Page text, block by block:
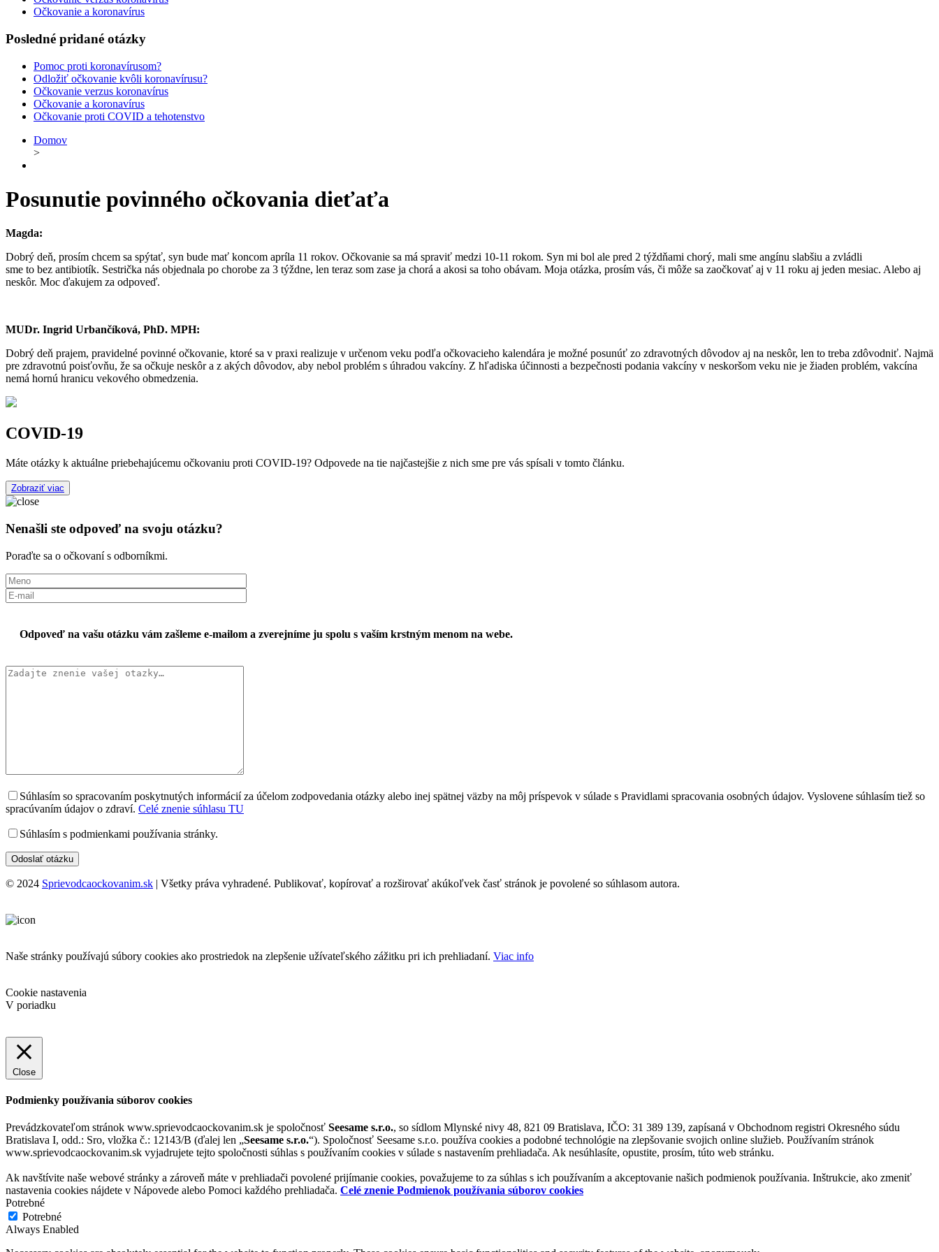
Očkovanie a koronavírus
Posledné pridané otázky
Pomoc proti koronavírusom?
Odložiť očkovanie kvôli koronavírusu?
Očkovanie verzus koronavírus
Očkovanie a koronavírus
Očkovanie proti COVID a tehotenstvo
Domov
>
Posunutie povinného očkovania dieťaťa
Magda:
Dobrý deň, prosím chcem sa spýtať, syn bude mať koncom apríla 11 rokov. Očkovanie sa má spraviť medzi 10-11 rokom. Syn mi bol ale pred 2 týždňami chorý, mali sme angínu slabšiu a zvládli
sme to bez antibiotík. Sestrička nás objednala po chorobe za 3 týždne, len teraz som zase ja chorá a akosi sa toho obávam. Moja otázka, prosím vás, či môže sa zaočkovať aj v 11 roku aj jeden mesiac. Alebo aj
neskôr. Moc ďakujem za odpoveď.
MUDr. Ingrid Urbančíková, PhD. MPH:
Dobrý deň prajem, pravidelné povinné očkovanie, ktoré sa v praxi realizuje v určenom veku podľa očkovacieho kalendára je možné posunúť zo zdravotných dôvodov aj na neskôr, len to treba zdôvodniť. Najmä
pre zdravotnú poisťovňu, že sa očkuje neskôr a z akých dôvodov, aby nebol problém s úhradou vakcíny. Z hľadiska účinnosti a bezpečnosti podania vakcíny v neskoršom veku nie je žiaden problém, vakcína
nemá hornú hranicu vekového obmedzenia.
COVID-19
Máte otázky k aktuálne priebehajúcemu očkovaniu proti COVID-19? Odpovede na tie najčastejšie z nich sme pre vás spísali v tomto článku.
Zobraziť viac
Nenašli ste odpoveď na svoju otázku?
Poraďte sa o očkovaní s odborníkmi.
Odpoveď na vašu otázku vám zašleme e-mailom a zverejníme ju spolu s vaším krstným menom na webe.
Súhlasím so spracovaním poskytnutých informácií za účelom zodpovedania otázky alebo inej spätnej väzby na môj príspevok v súlade s Pravidlami spracovania osobných údajov. Vyslovene súhlasím tiež so
spracúvaním údajov o zdraví. Celé znenie súhlasu TU
Súhlasím s podmienkami používania stránky.
© 2024 Sprievodcaockovanim.sk | Všetky práva vyhradené. Publikovať, kopírovať a rozširovať akúkoľvek časť stránok je povolené so súhlasom autora.
Naše stránky používajú súbory cookies ako prostriedok na zlepšenie užívateľského zážitku pri ich prehliadaní. Viac info
Cookie nastavenia
V poriadku
Close
Podmienky používania súborov cookies
Prevádzkovateľom stránok www.sprievodcaockovanim.sk je spoločnosť Seesame s.r.o., so sídlom Mlynské nivy 48, 821 09 Bratislava, IČO: 31 389 139, zapísaná v Obchodnom registri Okresného súdu
Bratislava I, odd.: Sro, vložka č.: 12143/B (ďalej len „Seesame s.r.o.“). Spoločnosť Seesame s.r.o. používa cookies a podobné technológie na zlepšovanie svojich online služieb. Používaním stránok
www.sprievodcaockovanim.sk vyjadrujete tejto spoločnosti súhlas s používaním cookies v súlade s nastavením prehliadača. Ak nesúhlasíte, opustite, prosím, túto web stránku.
Ak navštívite naše webové stránky a zároveň máte v prehliadači povolené prijímanie cookies, považujeme to za súhlas s ich používaním a akceptovanie našich podmienok používania. Inštrukcie, ako zmeniť
nastavenia cookies nájdete v Nápovede alebo Pomoci každého prehliadača. Celé znenie Podmienok používania súborov cookies
Potrebné
Potrebné
Always Enabled